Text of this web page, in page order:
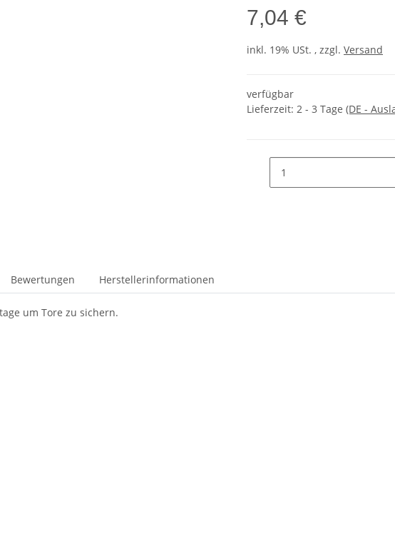
7,04 €
inkl. 19% USt. , zzgl. Versand
verfügbar
Lieferzeit: 2 - 3 Tage (DE -
Bewertungen Herstellerinformationen
um Tore zu sichern.